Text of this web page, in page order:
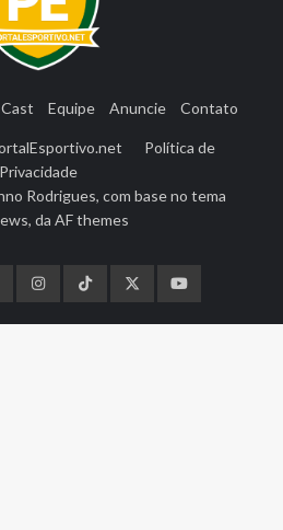
Equipe Anuncie Contato
Política de
Privacidade
Rodrigues, com base no tema
, da AF themes